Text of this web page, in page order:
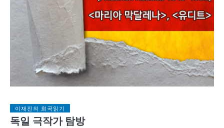
이재진의 희곡읽기
독일 극작가 탐방